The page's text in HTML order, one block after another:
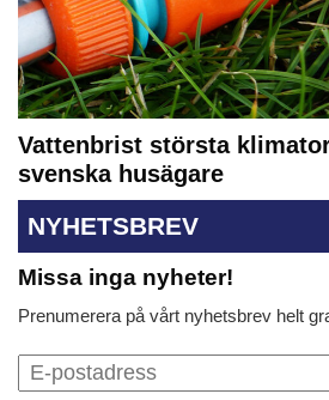
Vattenbrist största
svenska husägare
NYHETSBREV
Missa inga nyheter!
Prenumerera på vårt nyhetsbrev helt